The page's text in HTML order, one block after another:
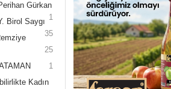
Gürkan
1
Birol Saygı
35
25
1
Kadın